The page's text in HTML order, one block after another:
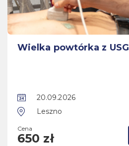
Wielka powtórka z USG
20.09.2026
Leszno
Cena
650 zł